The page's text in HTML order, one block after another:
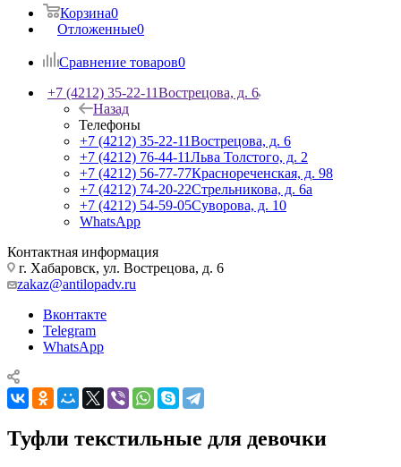
Корзина0
Отложенные0
Сравнение товаров0
+7 (4212) 35-22-11Вострецова, д. 6
Назад
Телефоны
+7 (4212) 35-22-11Вострецова, д. 6
+7 (4212) 76-44-11Льва Толстого, д. 2
+7 (4212) 56-77-77Краснореченская, д. 98
+7 (4212) 74-20-22Стрельникова, д. 6а
+7 (4212) 54-59-05Суворова, д. 10
WhatsApp
Контактная информация
г. Хабаровск, ул. Вострецова, д. 6
zakaz@antilopadv.ru
Вконтакте
Telegram
WhatsApp
Туфли текстильные для девочки